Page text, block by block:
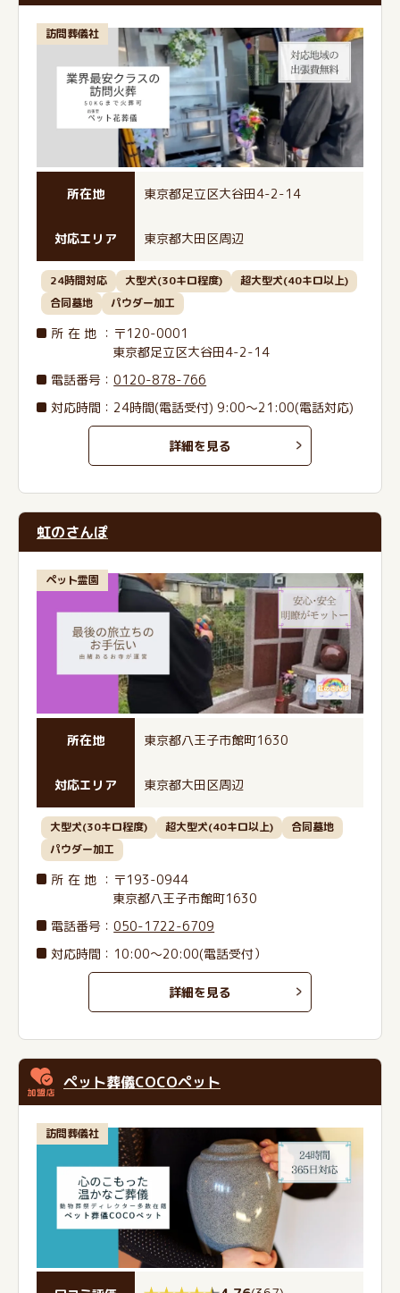
訪問葬儀社
所在地 東京都足立区大谷田4-2-14
対応エリア 東京都大田区周辺
24時間対応 大型犬(30キロ程度)
超大型犬(40キロ以上)
合同墓地
パウダー加工
所在地 ：〒120-0001
東京都足立区大谷田4-2-14
電話番号 ：0120-878-766
対応時間：24時間(電話受付) 9:00～21:00(電話対応)
詳細を見る
虹のさんぽ
ペット霊園
所在地 東京都八王子市館町1630
対応エリア 東京都大田区周辺
大型犬(30キロ程度) 超大型犬(40キロ以上)
合同墓地
パウダー加工
所在地 ：〒193-0944
東京都八王子市館町1630
電話番号 ：050-1722-6709
対応時間：10:00～20:00(電話受付）
詳細を見る
ペット葬儀COCOペット
訪問葬儀社